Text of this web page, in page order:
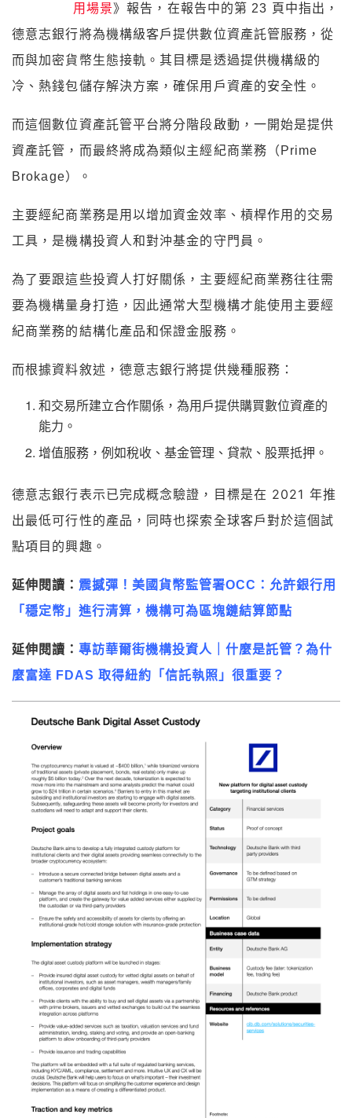
用場景》報告，在報告中的第 23 頁中指出，
德意志銀行將為機構級客戶提供數位資產託管服務，從
而與加密貨幣生態接軌。其目標是透過提供機構級的
冷、熱錢包儲存解決方案，確保用戶資產的安全性。
而這個數位資產託管平台將分階段啟動，一開始是提供
資產託管，而最終將成為類似主經紀商業務（Prime
Brokage）。
主要經紀商業務是用以增加資金效率、槓桿作用的交易
工具，是機構投資人和對沖基金的守門員。
為了要跟這些投資人打好關係，主要經紀商業務往往需
要為機構量身打造，因此通常大型機構才能使用主要經
紀商業務的結構化產品和保證金服務。
而根據資料敘述，德意志銀行將提供幾種服務：
和交易所建立合作關係，為用戶提供購買數位資產的
能力。
增值服務，例如稅收、基金管理、貸款、股票抵押。
德意志銀行表示已完成概念驗證，目標是在 2021 年推
出最低可行性的產品，同時也探索全球客戶對於這個試
點項目的興趣。
延伸閱讀： 震撼彈！美國貨幣監管署OCC：允許銀行用
「穩定幣」進行清算，機構可為區塊鏈結算節點
延伸閱讀： 專訪華爾街機構投資人｜什麼是託管？為什
麼富達 FDAS 取得紐約「信託執照」很重要？